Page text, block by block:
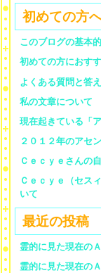
初めての方
このブログの基本
初めての方におす
よくある質問と答
私の文章について
現在起きている「
２０１２年のアセ
Ｃｅｃｙｅさんの
Ｃｅｃｙｅ（セス
いて
最近の投稿
霊的に見た現在の
霊的に見た現在の